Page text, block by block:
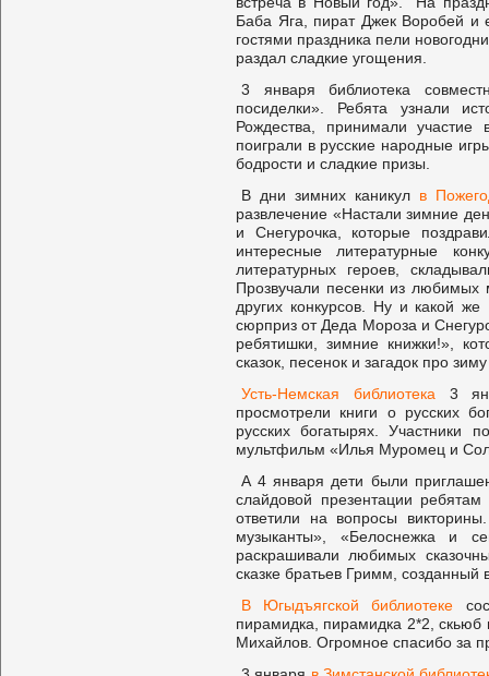
Баба Яга, пират Джек Воробей и
гостями праздника пели
раздал сладкие угощения.
3 января библиотека
посиделки». Ребята узнали
Рождества, принимали участие
поиграли в русские народные
бодрости и сладкие призы.
В дни зимних каникул в
развлечение «Настали зимние
и Снегурочка, которые
интересные литературные
литературных героев,
Прозвучали песенки из любимых
других конкурсов. Ну и какой
сюрприз от Деда Мороза и
ребятишки, зимние книжки!»,
сказок, песенок и загадок про
Усть-Немская библиотека 3
просмотрели книги о русских
русских богатырях. Участники
мультфильм «Илья Муромец и
А 4 января дети были
слайдовой презентации
ответили на вопросы
музыканты», «Белоснежка и
раскрашивали любимых
сказке братьев Гримм, созданный
В Югыдъягской библиотеке
пирамидка, пирамидка 2*2,
Михайлов. Огромное спасибо за